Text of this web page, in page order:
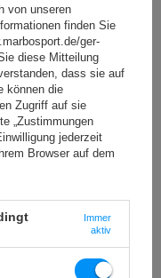
von unseren
finden Sie
ger-
diese Mitteilung
dass sie auf
können die
Zugriff auf sie
„Zustimmungen
jederzeit
Browser auf dem
Immer
aktiv